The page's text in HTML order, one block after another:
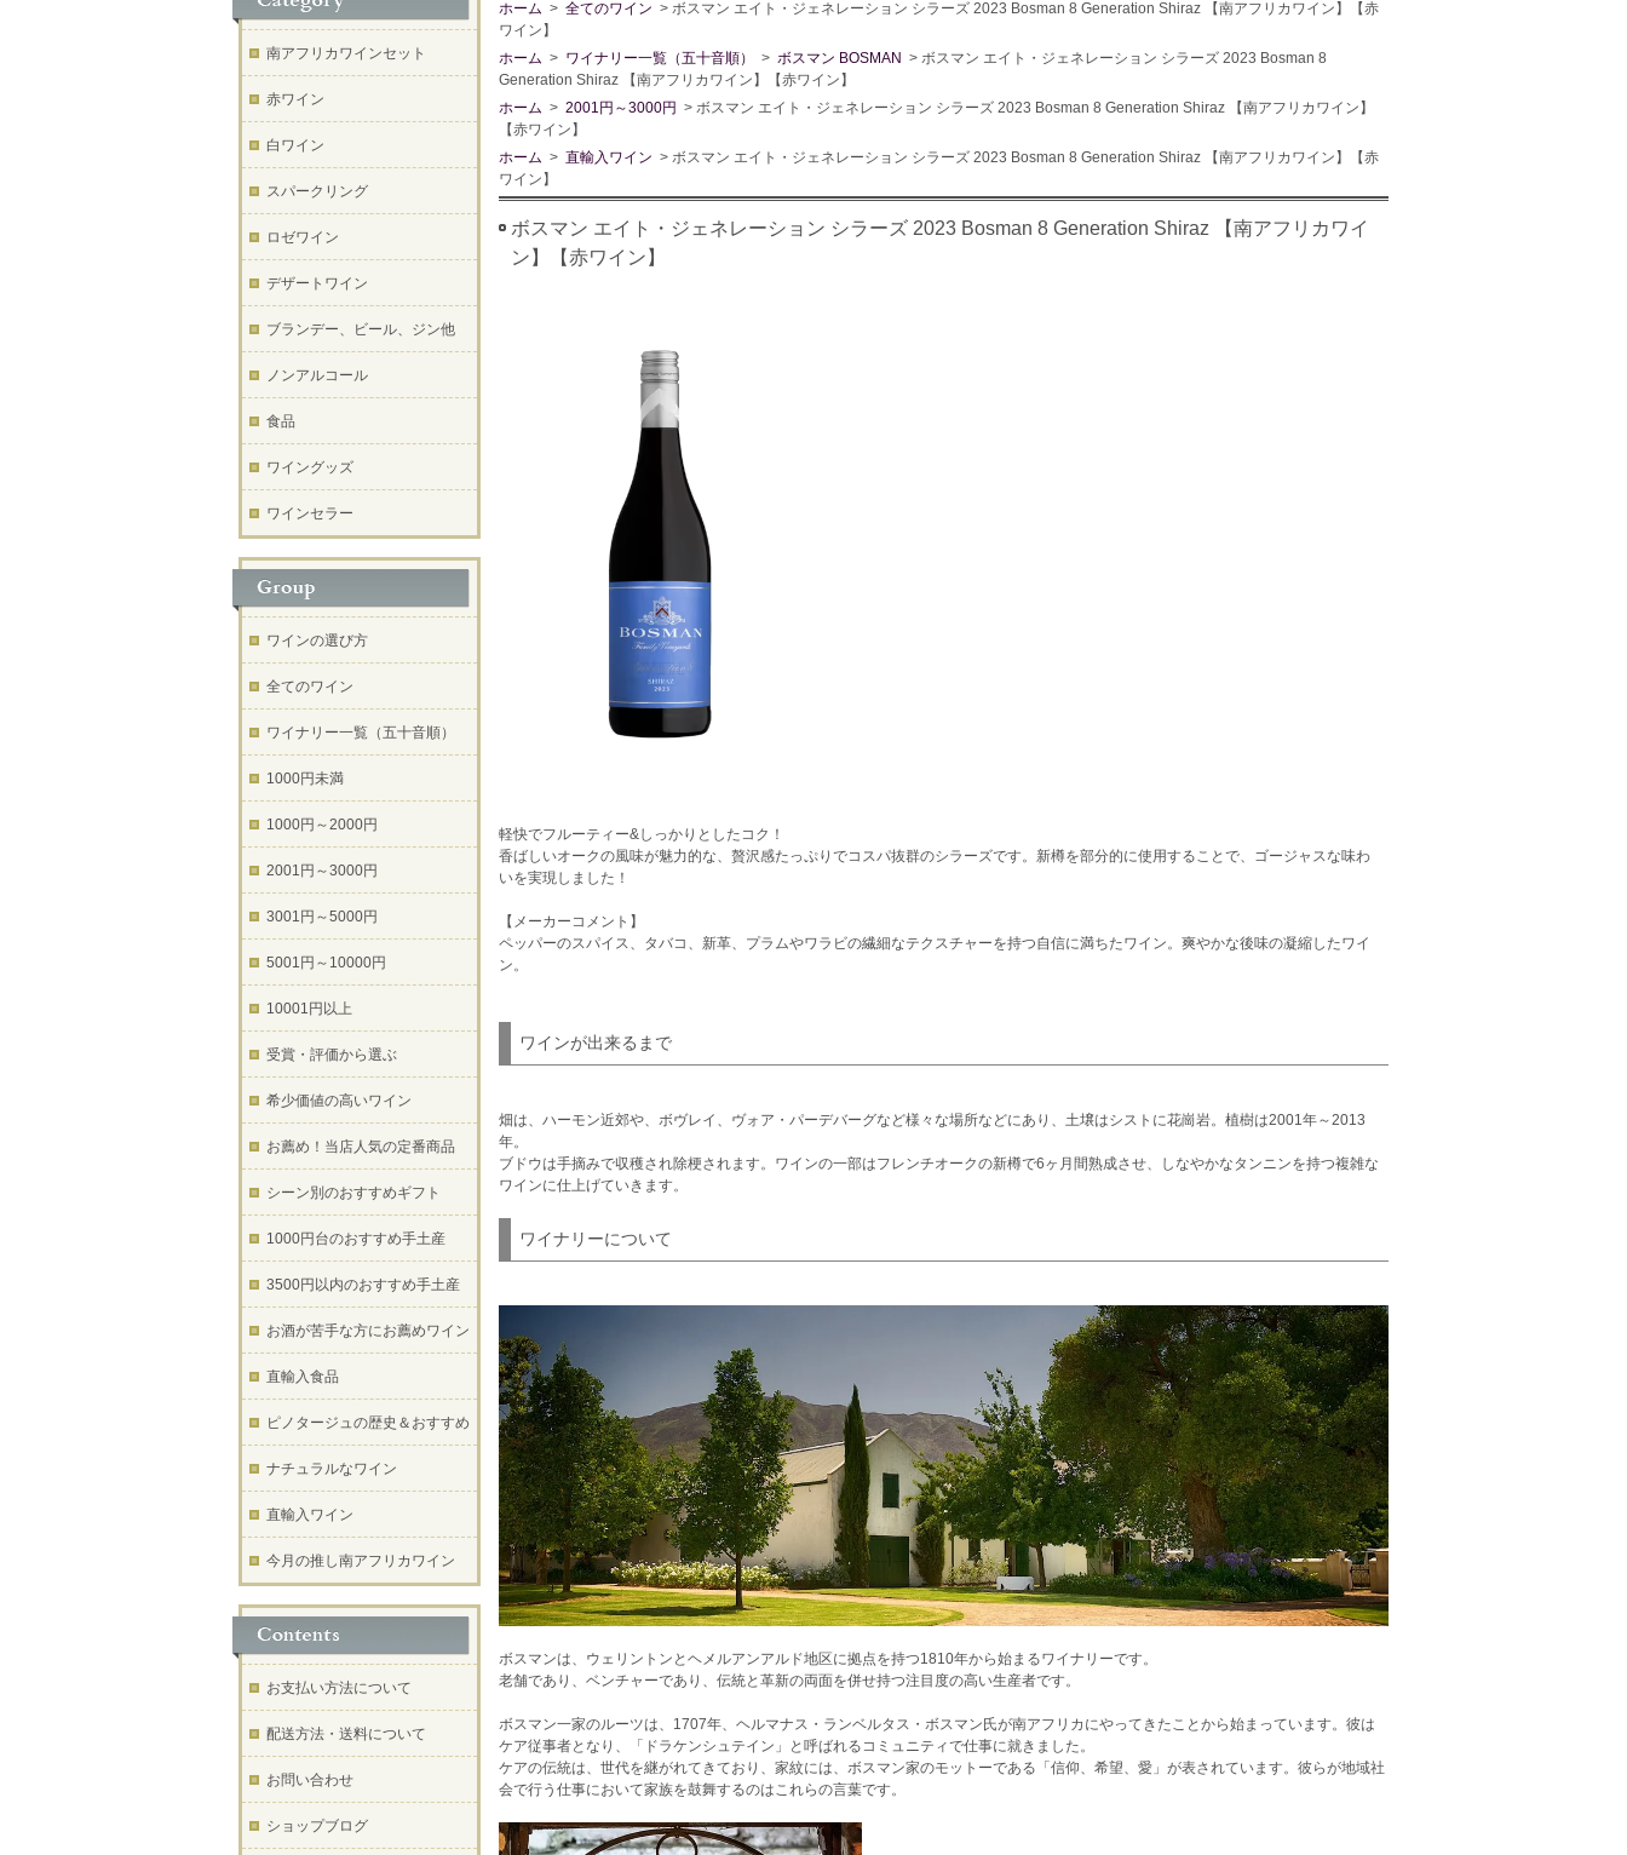
ホーム > 全てのワイン > ボスマン エイト・ジェネレーション シラーズ 2023 Bosman 8 Generation Shiraz 【南アフリカワイン】【赤
ワイン】
ホーム > ワイナリー一覧（五十音順） > ボスマン BOSMAN > ボスマン エイト・ジェネレーション シラーズ 2023 Bosman 8
Generation Shiraz 【南アフリカワイン】【赤ワイン】
ホーム > 2001円～3000円 > ボスマン エイト・ジェネレーション シラーズ 2023 Bosman 8 Generation Shiraz 【南アフリカワイン】
【赤ワイン】
ホーム > 直輸入ワイン > ボスマン エイト・ジェネレーション シラーズ 2023 Bosman 8 Generation Shiraz 【南アフリカワイン】【赤
ワイン】
ボスマン エイト・ジェネレーション シラーズ 2023 Bosman 8 Generation Shiraz 【南アフリカワイ
ン】【赤ワイン】
軽快でフルーティー&しっかりとしたコク！
香ばしいオークの風味が魅力的な、贅沢感たっぷりでコスパ抜群のシラーズです。新樽を部分的に使用することで、ゴージャスな味わ
いを実現しました！
【メーカーコメント】
ペッパーのスパイス、タバコ、新革、プラムやワラビの繊細なテクスチャーを持つ自信に満ちたワイン。爽やかな後味の凝縮したワイ
ン。
ワインが出来るまで
畑は、ハーモン近郊や、ボヴレイ、ヴォア・パーデバーグなど様々な場所などにあり、土壌はシストに花崗岩。植樹は2001年～2013
年。
ブドウは手摘みで収穫され除梗されます。ワインの一部はフレンチオークの新樽で6ヶ月間熟成させ、しなやかなタンニンを持つ複雑な
ワインに仕上げていきます。
ワイナリーについて
ボスマンは、ウェリントンとヘメルアンアルド地区に拠点を持つ1810年から始まるワイナリーです。
老舗であり、ベンチャーであり、伝統と革新の両面を併せ持つ注目度の高い生産者です。
ボスマン一家のルーツは、1707年、ヘルマナス・ランベルタス・ボスマン氏が南アフリカにやってきたことから始まっています。彼は
ケア従事者となり、「ドラケンシュテイン」と呼ばれるコミュニティで仕事に就きました。
ケアの伝統は、世代を継がれてきており、家紋には、ボスマン家のモットーである「信仰、希望、愛」が表されています。彼らが地域社
会で行う仕事において家族を鼓舞するのはこれらの言葉です。
南アフリカワインセット
赤ワイン
白ワイン
スパークリング
ロゼワイン
デザートワイン
ブランデー、ビール、ジン他
ノンアルコール
食品
ワイングッズ
ワインセラー
ワインの選び方
全てのワイン
ワイナリー一覧（五十音順）
1000円未満
1000円～2000円
2001円～3000円
3001円～5000円
5001円～10000円
10001円以上
受賞・評価から選ぶ
希少価値の高いワイン
お薦め！当店人気の定番商品
シーン別のおすすめギフト
1000円台のおすすめ手土産
3500円以内のおすすめ手土産
お酒が苦手な方にお薦めワイン
直輸入食品
ピノタージュの歴史＆おすすめ
ナチュラルなワイン
直輸入ワイン
今月の推し南アフリカワイン
お支払い方法について
配送方法・送料について
お問い合わせ
ショップブログ